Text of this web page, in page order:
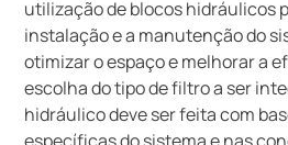
utilização de blocos hidráulicos
instalação e a manutenção do
otimizar o espaço e melhorar a
escolha do tipo de filtro a ser
hidráulico deve ser feita com